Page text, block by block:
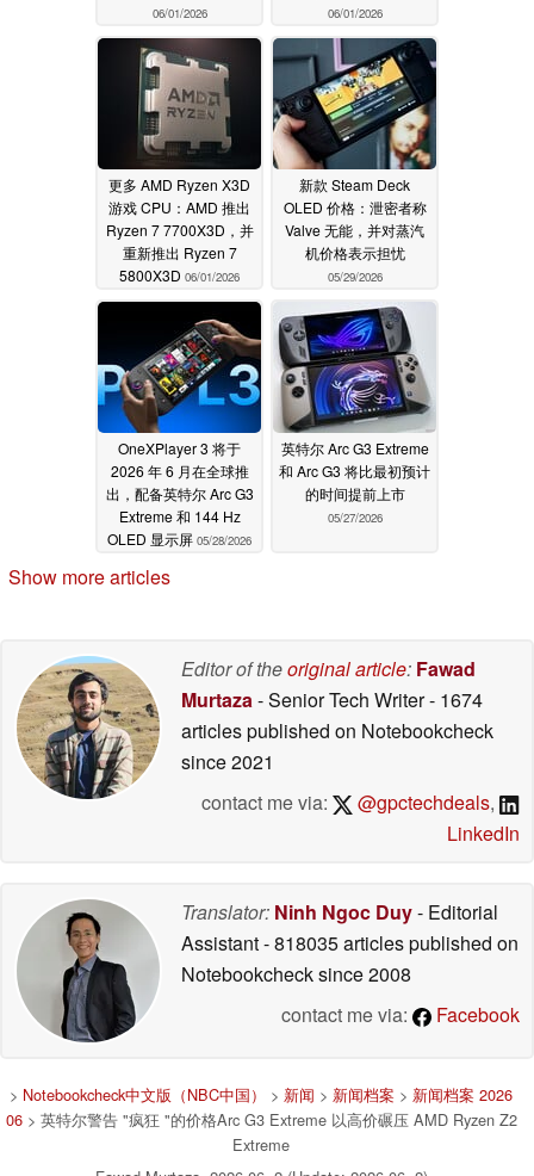
06/01/2026 06/01/2026
更多 AMD Ryzen X3D
游戏 CPU：AMD 推出
Ryzen 7 7700X3D，并
重新推出 Ryzen 7
5800X3D 06/01/2026
新款 Steam Deck
OLED 价格：泄密者称
Valve 无能，并对蒸汽
机价格表示担忧
05/29/2026
OneXPlayer 3 将于
2026 年 6 月在全球推
出，配备英特尔 Arc G3
Extreme 和 144 Hz
OLED 显示屏 05/28/2026
英特尔 Arc G3 Extreme
和 Arc G3 将比最初预计
的时间提前上市
05/27/2026
Show more articles
Editor of theoriginal article: Fawad
Murtaza- Senior Tech Writer- 1674
articles published on Notebookcheck
since 2021
contact me via:
@gpctechdeals,
LinkedIn
Translator: Ninh Ngoc Duy- Editorial
Assistant- 818035 articles published on
Notebookchecksince 2008
contact me via:
Facebook
> Notebookcheck中文版（NBC中国） > 新闻 > 新闻档案 > 新闻档案 2026
06> 英特尔警告 "疯狂 "的价格Arc G3 Extreme 以高价碾压 AMD Ryzen Z2
Extreme